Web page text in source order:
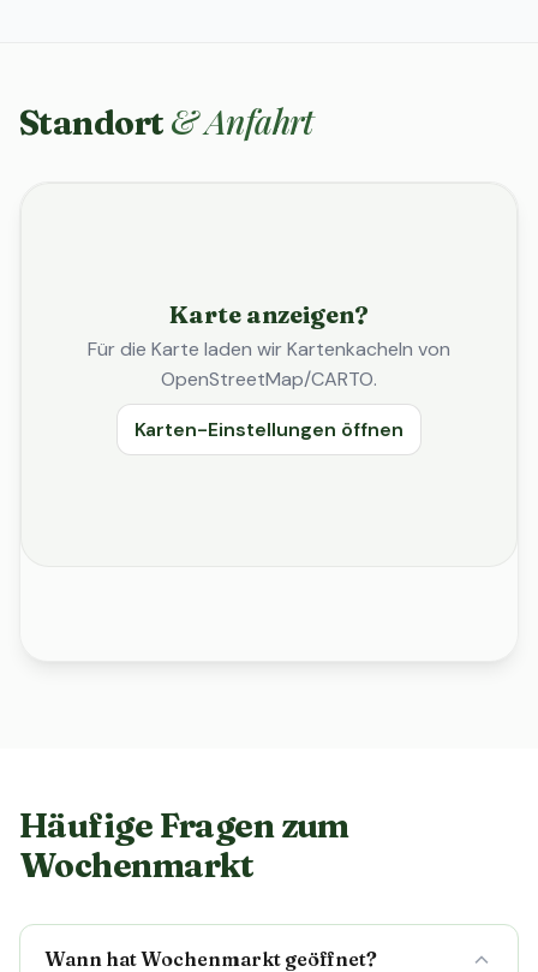
Standort & Anfahrt
Karte anzeigen?
Für die Karte laden wir Kartenkacheln von
OpenStreetMap/CARTO.
Karten-Einstellungen öffnen
Häufige Fragen zum
Wochenmarkt
Wann hat Wochenmarkt geöffnet?